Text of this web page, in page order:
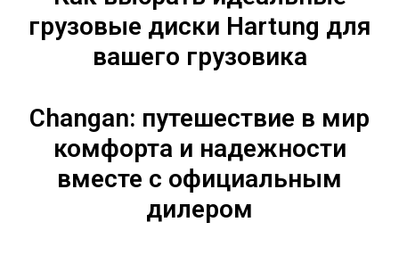
грузовые диски Hartung для
вашего грузовика
Changan: путешествие в мир
комфорта и надежности
вместе с официальным
дилером